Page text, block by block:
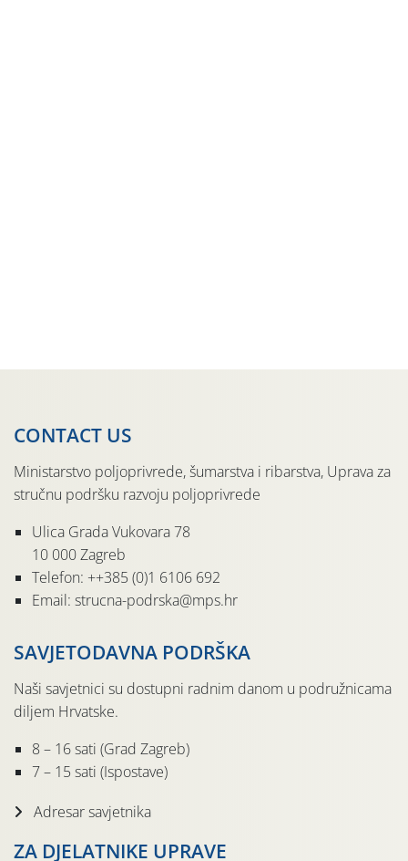
CONTACT US
Ministarstvo poljoprivrede, šumarstva i ribarstva, Uprava za
stručnu podršku razvoju poljoprivrede
Ulica Grada Vukovara 78
10 000 Zagreb
Telefon: ++385 (0)1 6106 692
Email: strucna-podrska@mps.hr
SAVJETODAVNA PODRŠKA
Naši savjetnici su dostupni radnim danom u podružnicama
diljem Hrvatske.
8 – 16 sati (Grad Zagreb)
7 – 15 sati (Ispostave)
Adresar savjetnika
ZA DJELATNIKE UPRAVE